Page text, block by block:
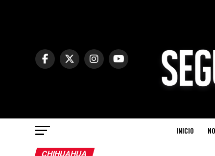
INICIO
CHIHUAHUA